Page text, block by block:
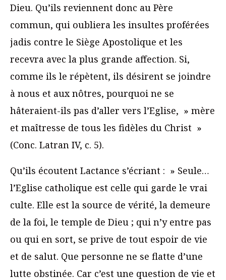
Dieu. Qu’ils reviennent donc au Père
commun, qui oubliera les insultes proférées
jadis contre le Siège Apostolique et les
recevra avec la plus grande affection. Si,
comme ils le répètent, ils désirent se joindre
à nous et aux nôtres, pourquoi ne se
hâteraient-ils pas d’aller vers l’Eglise, » mère
et maîtresse de tous les fidèles du Christ »
(Conc. Latran IV, c. 5).
Qu’ils écoutent Lactance s’écriant : » Seule…
l’Eglise catholique est celle qui garde le vrai
culte. Elle est la source de vérité, la demeure
de la foi, le temple de Dieu ; qui n’y entre pas
ou qui en sort, se prive de tout espoir de vie
et de salut. Que personne ne se flatte d’une
lutte obstinée. Car c’est une question de vie et